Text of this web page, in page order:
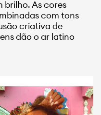
brilho. As cores
com tons
criativa de
dão o ar latino